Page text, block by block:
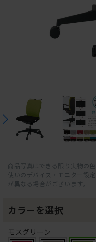
商品写真はできる限り実物の
使いのデバイス・モニター設
が異なる場合がございます。
カラーを選択
モスグリーン